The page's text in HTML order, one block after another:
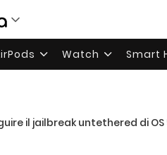
Watch Smart
il jailbreak untethered di OS